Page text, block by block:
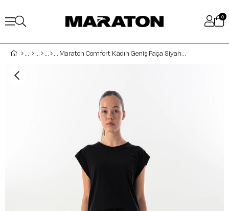
0
Maraton Comfort Kadın Geniş Paça Siyah Eşofman Altı